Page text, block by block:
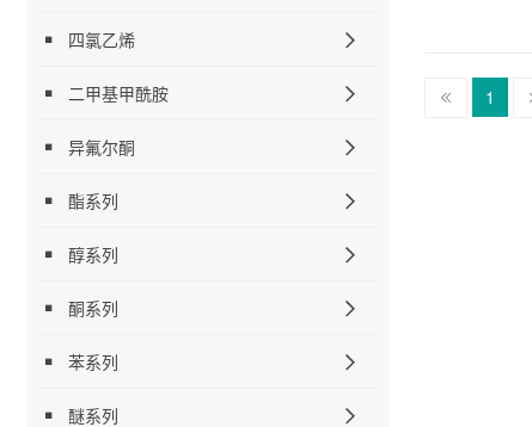
四氯乙烯
二甲基甲酰胺
异氟尔酮
酯系列
醇系列
酮系列
苯系列
醚系列
1